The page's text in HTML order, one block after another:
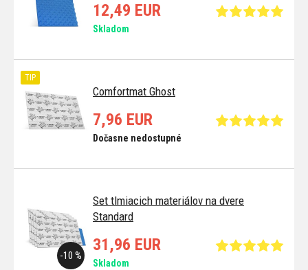
12,49 EUR
Skladom
Comfortmat Ghost
TIP
7,96 EUR
Dočasne nedostupné
Set tlmiacich materiálov na dvere
Standard
-10 %
31,96 EUR
Skladom